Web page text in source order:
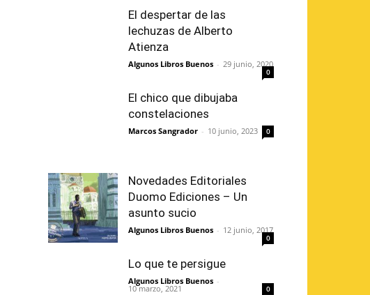
El despertar de las
lechuzas de Alberto
Atienza
Algunos Libros Buenos - 29 junio, 2020
0
El chico que dibujaba
constelaciones
Marcos Sangrador - 10 junio, 2023 0
Novedades Editoriales
Duomo Ediciones – Un
asunto sucio
Algunos Libros Buenos - 12 junio, 2017
0
Lo que te persigue
Algunos Libros Buenos -
10 marzo, 2021 0